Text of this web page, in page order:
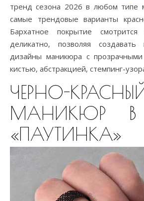
тренд сезона 2026 в любом типе
самые трендовые варианты
Бархатное покрытие
деликатно, позволяя создавать
дизайны маникюра с
кистью, абстракцией, стемпинг-
ЧЕРНО-
МАНИКЮР В
«ПАУТИНКА»